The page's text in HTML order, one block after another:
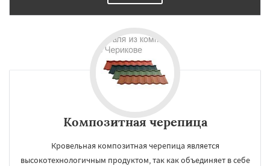
Композитная черепица
Кровельная композитная черепица является
высокотехнологичным продуктом, так как объединяет в себе